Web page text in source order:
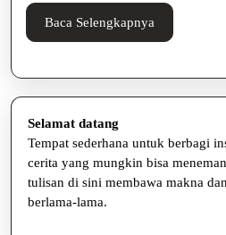
Lezat
Baca Selengkapnya
Selengkapnya
Selamat datang
Tempat sederhana untuk berbagi
cerita yang mungkin bisa
tulisan di sini membawa makna
berlama-lama.